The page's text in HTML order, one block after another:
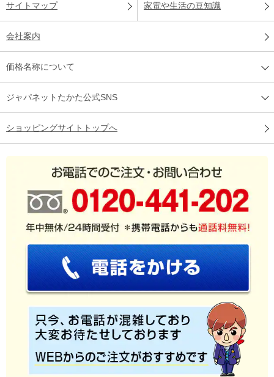
サイトマップ 家電や生活の豆知識
会社案内
価格名称について
ジャパネットたかた公式SNS
ショッピングサイトトップへ